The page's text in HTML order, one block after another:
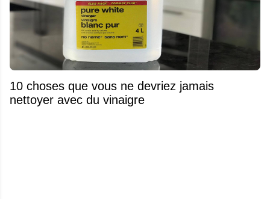
10 choses que vous ne devriez jamais
nettoyer avec du vinaigre